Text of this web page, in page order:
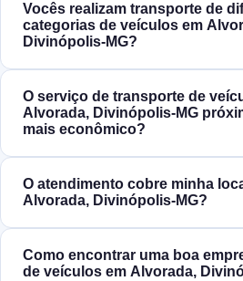
Vocês realizam transporte de
categorias de veículos em
Divinópolis‑MG?
O serviço de transporte de
Alvorada, Divinópolis‑MG
mais econômico?
O atendimento cobre minha
Alvorada, Divinópolis‑MG?
Como encontrar uma boa
de veículos em Alvorada,